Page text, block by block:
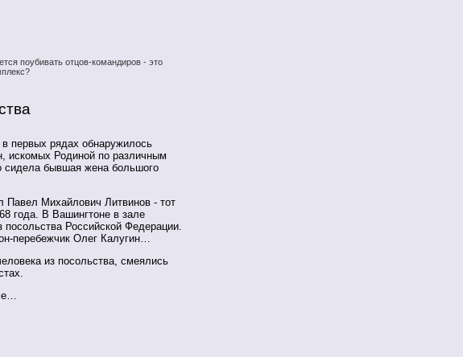
поубивать отцов-командиров - это
первых рядах обнаружилось
искомых Родиной по различным
бывшая жена большого
Михайлович Литвинов - тот
года. В Вашингтоне в зале
посольства Российской Федерации.
перебежчик Олег Калугин…
из посольства, смеялись